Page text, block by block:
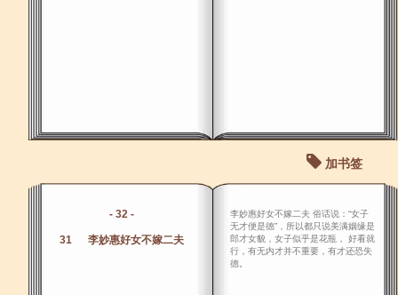
加书签
- 32 -
31 李妙惠好女不嫁二夫
李妙惠好女不嫁二夫 俗话说：“女子
无才便是德”，所以都只说美满姻缘是
郎才女貌，女子似乎是花瓶， 好看就
行，有无内才并不重要，有才还恐失
德。